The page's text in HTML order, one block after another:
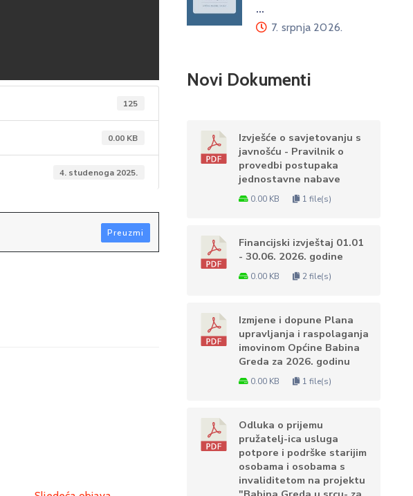
125
0.00 KB
4. studenoga 2025.
Preuzmi
…
7. srpnja 2026.
Novi Dokumenti
Izvješće o savjetovanju s
javnošću - Pravilnik o
provedbi postupaka
jednostavne nabave
0.00 KB 1 file(s)
Financijski izvještaj 01.01
- 30.06. 2026. godine
0.00 KB 2 file(s)
Izmjene i dopune Plana
upravljanja i raspolaganja
imovinom Općine Babina
Greda za 2026. godinu
0.00 KB 1 file(s)
Odluka o prijemu
pružatelj-ica usluga
potpore i podrške starijim
osobama i osobama s
invaliditetom na projektu